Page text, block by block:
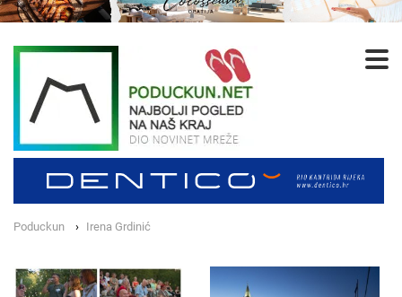
Poduckun Irena Grdinić